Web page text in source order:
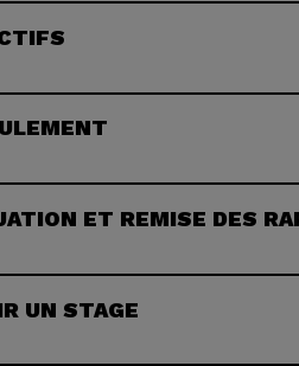
ET REMISE DES
UN STAGE